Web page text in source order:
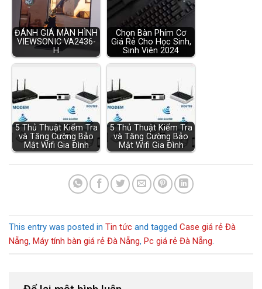
ĐÁNH GIÁ MÀN HÌNH
VIEWSONIC VA2436-
H
Chọn Bàn Phím Cơ
Giá Rẻ Cho Học Sinh,
Sinh Viên 2024
5 Thủ Thuật Kiểm Tra
và Tăng Cường Bảo
Mật Wifi Gia Đình
5 Thủ Thuật Kiểm Tra
và Tăng Cường Bảo
Mật Wifi Gia Đình
This entry was posted in Tin tức and tagged Case giá rẻ Đà
Nẵng, Máy tính bàn giá rẻ Đà Nẵng, Pc giá rẻ Đà Nẵng.